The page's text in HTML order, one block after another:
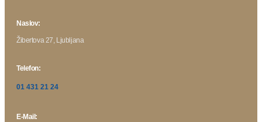
Naslov:
Žibertova 27, Ljubljana
Telefon:
01 431 21 24
E-Mail: